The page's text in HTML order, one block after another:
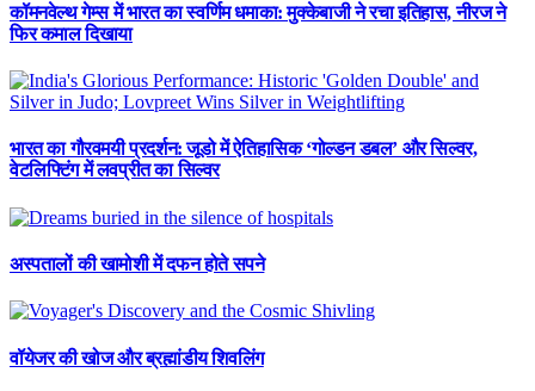
कॉमनवेल्थ गेम्स में भारत का स्वर्णिम धमाका: मुक्केबाजी ने रचा इतिहास, नीरज ने
फिर कमाल दिखाया
भारत का गौरवमयी प्रदर्शन: जूडो में ऐतिहासिक ‘गोल्डन डबल’ और सिल्वर,
वेटलिफ्टिंग में लवप्रीत का सिल्वर
अस्पतालों की खामोशी में दफन होते सपने
वॉयेजर की खोज और ब्रह्मांडीय शिवलिंग